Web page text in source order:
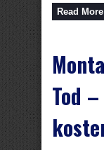
Read
Tod